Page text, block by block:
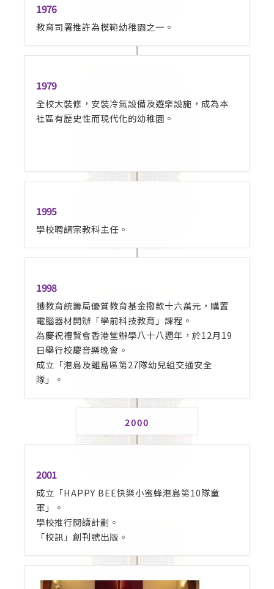
1976
教育司署推許為模範幼稚園之一。
1979
全校大裝修，安裝冷氣設備及遊樂設施，成為本
社區有歷史性而現代化的幼稚園。
1995
學校聘請宗教科主任。
1998
獲教育統籌局優質教育基金撥款十六萬元，購置
電腦器材開辦「學前科技教育」課程。
為慶祝禮賢會香港堂辦學八十八週年，於12月19
日舉行校慶音樂晚會。
成立「港島及離島區第27隊幼兒組交通安全
隊」。
2000
2001
成立「HAPPY BEE快樂小蜜蜂港島第10隊童
軍」。
學校推行閱讀計劃。
「校訊」創刊號出版。